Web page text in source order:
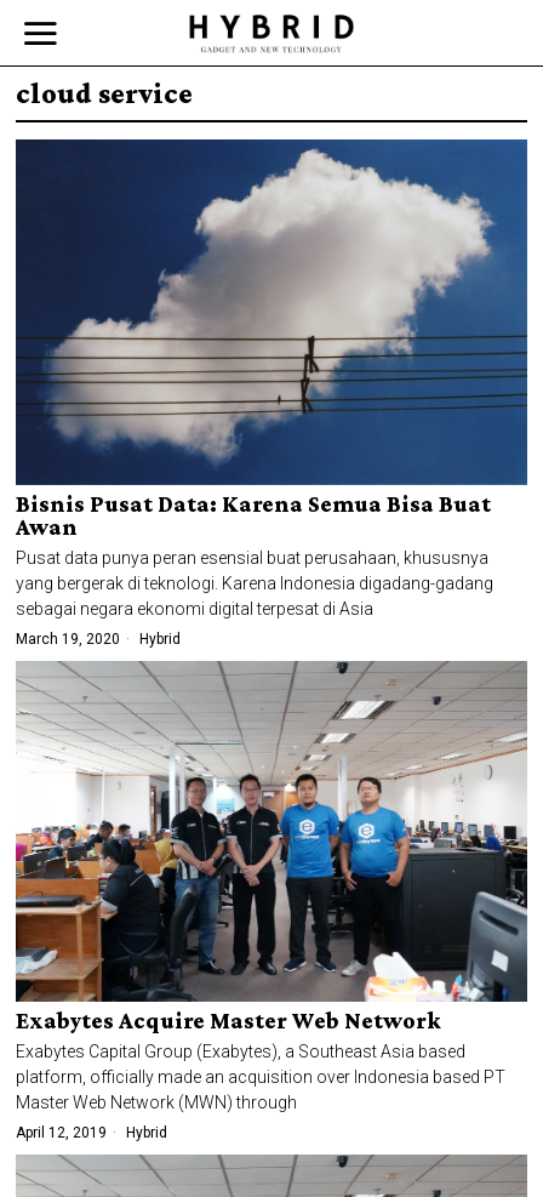
cloud service
Bisnis Pusat Data: Karena Semua Bisa Buat
Awan
Pusat data punya peran esensial buat perusahaan, khususnya
yang bergerak di teknologi. Karena Indonesia digadang-gadang
sebagai negara ekonomi digital terpesat di Asia
March 19, 2020 Hybrid
Exabytes Acquire Master Web Network
Exabytes Capital Group (Exabytes), a Southeast Asia based
platform, officially made an acquisition over Indonesia based PT
Master Web Network (MWN) through
April 12, 2019 Hybrid